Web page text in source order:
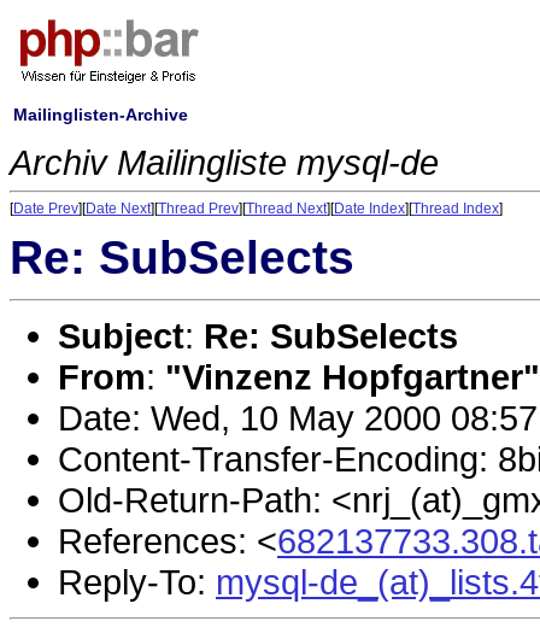
Mailinglisten-Archive
Archiv Mailingliste mysql-de
[Date Prev][Date Next][Thread Prev][Thread Next][Date Index][Thread Index]
Re: SubSelects
Subject: Re: SubSelects
From: "Vinzenz
Date: Wed, 10 May 2000
Content-Transfer-Encoding:
Old-Return-Path:
References: <
Reply-To: mysql-